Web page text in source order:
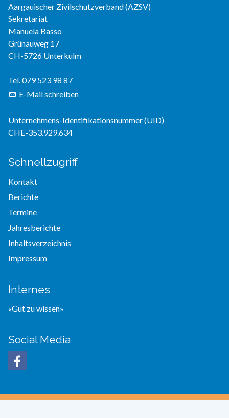
Aargauischer Zivilschutzverband (AZSV)
Sekretariat
Manuela Basso
Grünauweg 17
CH-5726 Unterkulm
Tel. 079 523 98 87
E-Mail schreiben
Unternehmens-Identifikationsnummer (UID)
CHE-353.929.634
Schnellzugriff
Kontakt
Berichte
Termine
Jahresberichte
Inhaltsverzeichnis
Impressum
Internes
«Gut zu wissen»
Social Media